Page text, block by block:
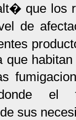
que los
de
que
donde
sus